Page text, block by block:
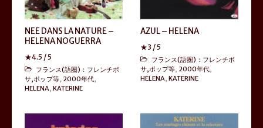
NEE DANS LA NATURE –
HELENA NOGUERRA
★4.5 / 5
フランス(語圏)：フレンチボ
サ,ポップ等 2000年代
HELENA ,KATERINE
AZUL – HELENA
★3 / 5
フランス(語圏)：フレンチボ
サ,ポップ等, 2000年代,
HELENA KATERINE